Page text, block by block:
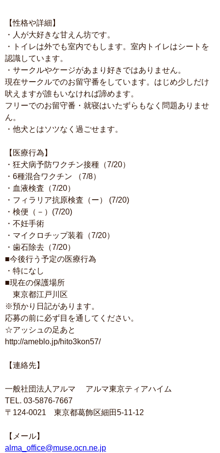
【性格や詳細】
・人が大好きな甘えん坊です。
・トイレは外でも室内でもします。室内トイレはシートを
認識しています。
・サークルやケージがあまり好きではありません。
現在サークルでのお留守番をしています。はじめ少しだけ
吠えますが誰もいなければ諦めます。
フリーでのお留守番・就寝はいたずらもなく問題ありませ
ん。
・他犬とはソツなく過ごせます。
【医療行為】
・狂犬病予防ワクチン接種（7/20）
・6種混合ワクチン （7/8）
・血液検査（7/20）
・フィラリア抗原検査（ー） (7/20)
・検便（－）(7/20)
・不妊手術
・マイクロチップ装着（7/20）
・歯石除去（7/20）
■今後行う予定の医療行為
・特になし
■現在の保護場所
東京都江戸川区
※預かり日記があります。
応募の前に必ず目を通してください。
☆アッシュの足あと
http://ameblo.jp/hito3kon57/
【連絡先】
一般社団法人アルマ アルマ東京ティアハイム
TEL. 03-5876-7667
〒124-0021 東京都葛飾区細田5-11-12
【メール】
alma_office@muse.ocn.ne.jp